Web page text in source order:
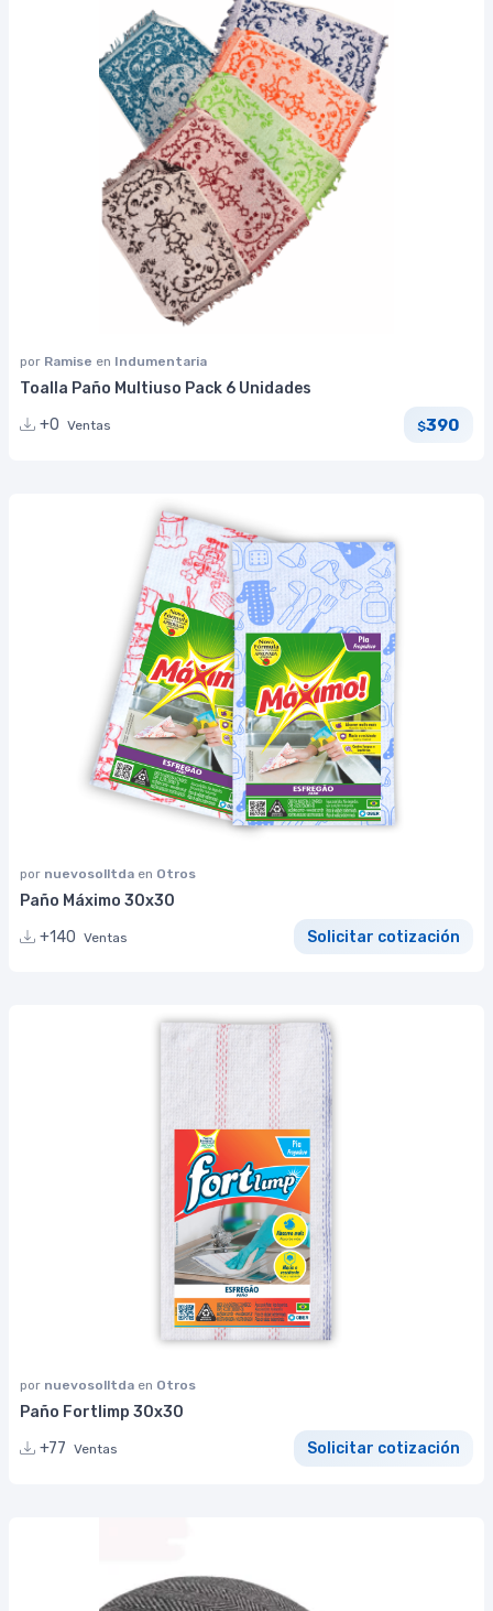
por Ramise en Indumentaria
Toalla Paño Multiuso Pack 6 Unidades
+0 Ventas $390
por nuevosolltda en Otros
Paño Máximo 30x30
+140 Ventas Solicitar cotización
por nuevosolltda en Otros
Paño Fortlimp 30x30
+77 Ventas Solicitar cotización